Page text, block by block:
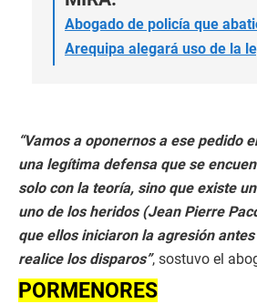
Abogado de policía que
Arequipa alegará uso de la
“Vamos a oponernos a ese pedido
una legítima defensa que se
solo con la teoría, sino que existe
uno de los heridos (Jean Pierre
que ellos iniciaron la agresión
realice los disparos”, sostuvo el
PORMENORES